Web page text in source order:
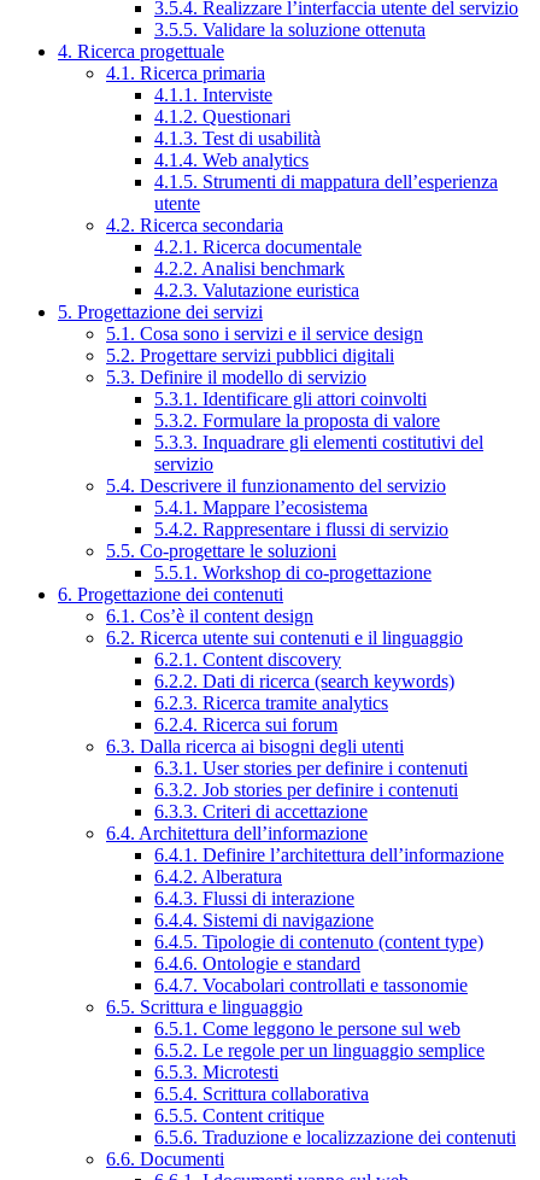
3.5.4. Realizzare l’interfaccia utente del servizio
3.5.5. Validare la soluzione ottenuta
4. Ricerca progettuale
4.1. Ricerca primaria
4.1.1. Interviste
4.1.2. Questionari
4.1.3. Test di usabilità
4.1.4. Web analytics
4.1.5. Strumenti di mappatura dell’esperienza
utente
4.2. Ricerca secondaria
4.2.1. Ricerca documentale
4.2.2. Analisi benchmark
4.2.3. Valutazione euristica
5. Progettazione dei servizi
5.1. Cosa sono i servizi e il service design
5.2. Progettare servizi pubblici digitali
5.3. Definire il modello di servizio
5.3.1. Identificare gli attori coinvolti
5.3.2. Formulare la proposta di valore
5.3.3. Inquadrare gli elementi costitutivi del
servizio
5.4. Descrivere il funzionamento del servizio
5.4.1. Mappare l’ecosistema
5.4.2. Rappresentare i flussi di servizio
5.5. Co-progettare le soluzioni
5.5.1. Workshop di co-progettazione
6. Progettazione dei contenuti
6.1. Cos’è il content design
6.2. Ricerca utente sui contenuti e il linguaggio
6.2.1. Content discovery
6.2.2. Dati di ricerca (search keywords)
6.2.3. Ricerca tramite analytics
6.2.4. Ricerca sui forum
6.3. Dalla ricerca ai bisogni degli utenti
6.3.1. User stories per definire i contenuti
6.3.2. Job stories per definire i contenuti
6.3.3. Criteri di accettazione
6.4. Architettura dell’informazione
6.4.1. Definire l’architettura dell’informazione
6.4.2. Alberatura
6.4.3. Flussi di interazione
6.4.4. Sistemi di navigazione
6.4.5. Tipologie di contenuto (content type)
6.4.6. Ontologie e standard
6.4.7. Vocabolari controllati e tassonomie
6.5. Scrittura e linguaggio
6.5.1. Come leggono le persone sul web
6.5.2. Le regole per un linguaggio semplice
6.5.3. Microtesti
6.5.4. Scrittura collaborativa
6.5.5. Content critique
6.5.6. Traduzione e localizzazione dei contenuti
6.6. Documenti